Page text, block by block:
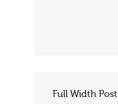
Full Width Post